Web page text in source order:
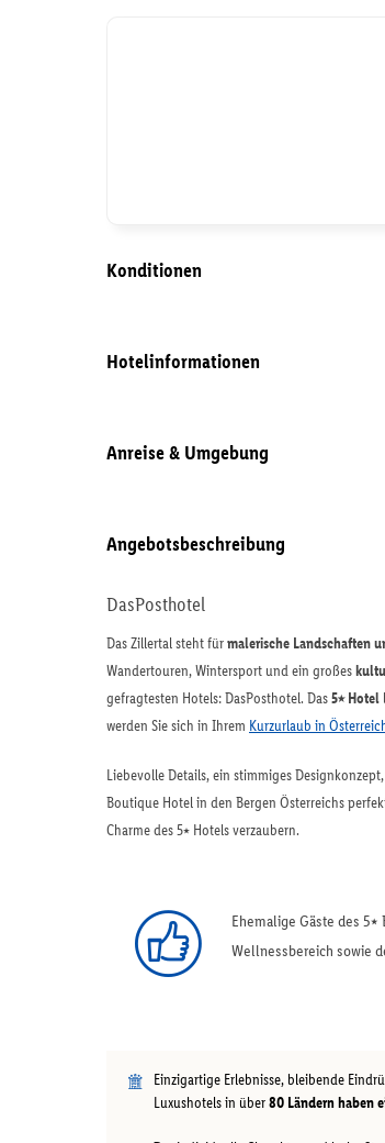
Konditionen
Hotelinformationen
Anreise & Umgebung
Angebotsbeschreibung
DasPosthotel
Das Zillertal steht fürmalerische Landschaften
Wandertouren, Wintersport und ein großes
gefragtesten Hotels: DasPosthotel. Das5⭑ Hotel
werden Sie sich in Ihrem Kurzurlaub in
Liebevolle Details, ein stimmiges
Boutique Hotel in den Bergen Österreichs
Charme des 5⭑ Hotels verzaubern.
Ehemalige Gäste des
Wellnessbereich sowie
Einzigartige Erlebnisse, bleibende
Luxushotels in über80 Ländern haben